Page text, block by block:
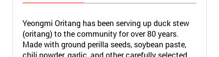
Yeongmi Oritang has been serving up duck stew
(oritang) to the community for over 80 years.
Made with ground perilla seeds, soybean paste,
chili powder, garlic, and other carefully selected